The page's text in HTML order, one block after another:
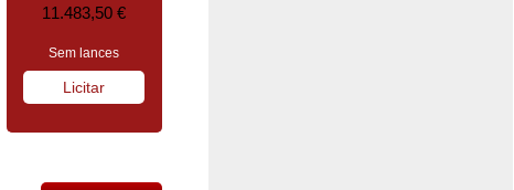
11.483,50 €
Sem lances
Licitar